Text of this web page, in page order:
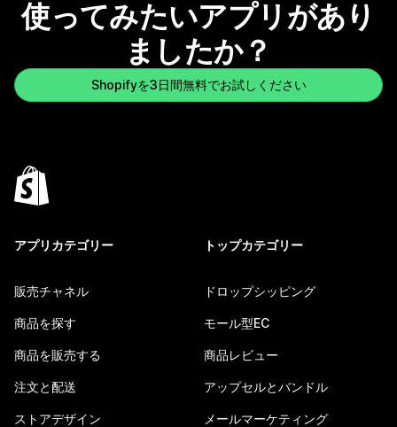
使ってみたいアプリがあり
ましたか？
Shopifyを3日間無料でお試しください
アプリカテゴリー
販売チャネル
商品を探す
商品を販売する
注文と配送
ストアデザイン
トップカテゴリー
ドロップシッピング
モール型EC
商品レビュー
アップセルとバンドル
メールマーケティング